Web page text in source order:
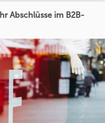
Abschlüsse im B2B-